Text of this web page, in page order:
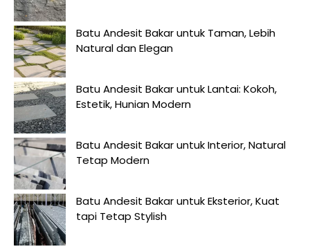
Batu Andesit Bakar untuk Taman, Lebih
Natural dan Elegan
Batu Andesit Bakar untuk Lantai: Kokoh,
Estetik, Hunian Modern
Batu Andesit Bakar untuk Interior, Natural
Tetap Modern
Batu Andesit Bakar untuk Eksterior, Kuat
tapi Tetap Stylish